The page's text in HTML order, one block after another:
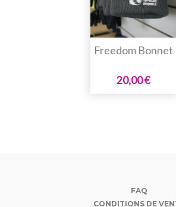
Freedom Bonnet
20,00 €
FAQ
CONDITIONS DE